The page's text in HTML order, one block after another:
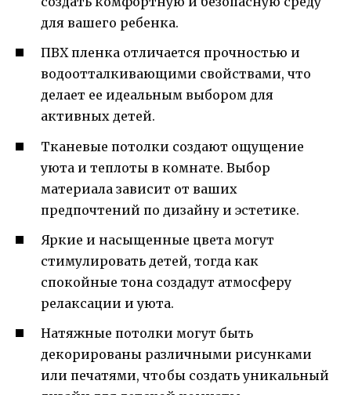
для вашего ребенка.
ПВХ пленка отличается прочностью и
водоотталкивающими свойствами, что
делает ее идеальным выбором для
активных детей.
Тканевые потолки создают ощущение
уюта и теплоты в комнате. Выбор
материала зависит от ваших
предпочтений по дизайну и эстетике.
Яркие и насыщенные цвета могут
стимулировать детей, тогда как
спокойные тона создадут атмосферу
релаксации и уюта.
Натяжные потолки могут быть
декорированы различными рисунками
или печатями, чтобы создать уникальный